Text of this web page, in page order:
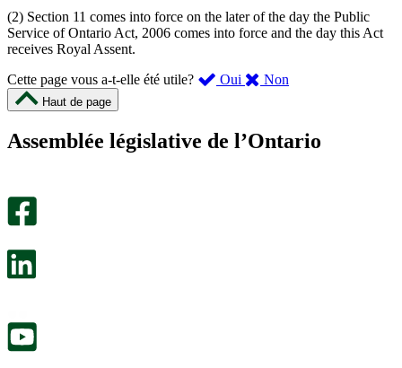
(2) Section 11 comes into force on the later of the day the Public
Service of Ontario Act, 2006 comes into force and the day this Act
receives Royal Assent.
Cette page vous a-t-elle été utile?
Oui ,
été
Non
m’a
Haut de page
Assemblée législative de l’Ontario